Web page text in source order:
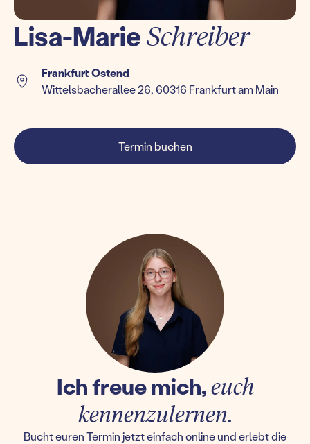
Lisa-MarieSchreiber
Frankfurt Ostend
Wittelsbacherallee 26, 60316 Frankfurt am Main
Termin buchen
Ich freue mich,euch
kennenzulernen.
Bucht euren Termin jetzt einfach online und erlebt die